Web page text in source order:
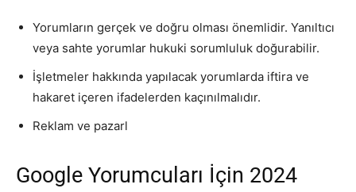
Yorumların gerçek ve doğru olması önemlidir. Yanıltıcı
veya sahte yorumlar hukuki sorumluluk doğurabilir.
İşletmeler hakkında yapılacak yorumlarda iftira ve
hakaret içeren ifadelerden kaçınılmalıdır.
Reklam ve pazarl
Google Yorumcuları İçin 2024